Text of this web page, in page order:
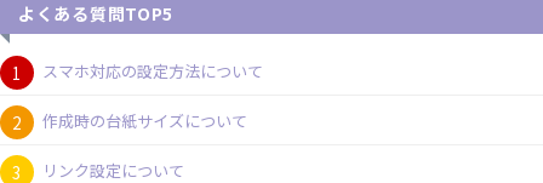
よくある質問TOP5
スマホ対応の設定方法について
作成時の台紙サイズについて
リンク設定について